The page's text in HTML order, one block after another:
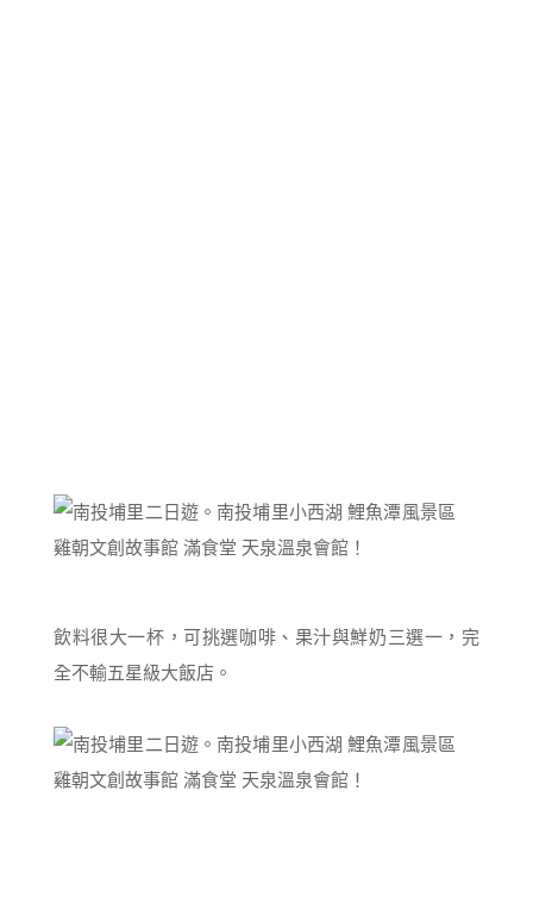
飲料很大一杯，可挑選咖啡、果汁與鮮奶三選一，完
全不輸五星級大飯店。